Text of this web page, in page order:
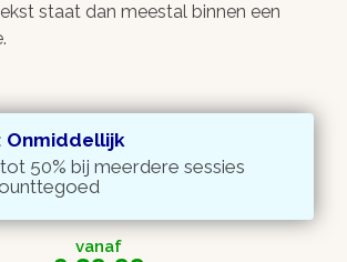
staat dan meestal binnen een
Onmiddellijk
50% bij meerdere sessies
vanaf